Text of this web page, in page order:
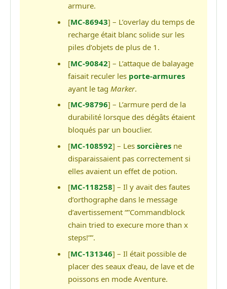
armure.
[MC-86943] – L’overlay du temps de
recharge était blanc solide sur les
piles d’objets de plus de 1.
[MC-90842] – L’attaque de balayage
faisait reculer les porte-armures
ayant le tag Marker.
[MC-98796] – L’armure perd de la
durabilité lorsque des dégâts étaient
bloqués par un bouclier.
[MC-108592] – Les sorcières ne
disparaissaient pas correctement si
elles avaient un effet de potion.
[MC-118258] – Il y avait des fautes
d’orthographe dans le message
d’avertissement “”Commandblock
chain tried to execure more than x
steps!””.
[MC-131346] – Il était possible de
placer des seaux d’eau, de lave et de
poissons en mode Aventure.